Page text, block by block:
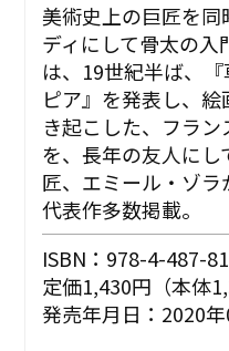
美術史上の巨匠を
ディにして骨太の入
は、19世紀半ば、
ピア』を発表し、
き起こした、フラ
を、長年の友人に
匠、エミール・ゾラ
代表作多数掲載。
ISBN：978-4-487-
定価1,430円（本体
発売年月日：2020